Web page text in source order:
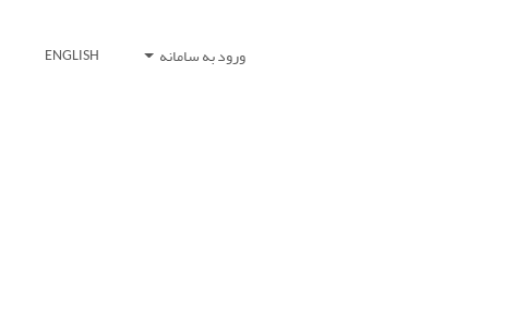
ورود به سامانه ENGLISH